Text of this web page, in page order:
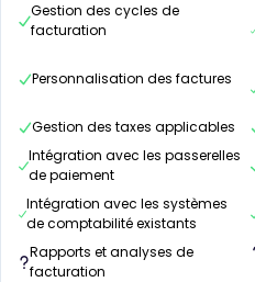
Gestion des cycles de
facturation
Personnalisation des factures
Gestion des taxes applicables
Intégration avec les passerelles
de paiement
Intégration avec les systèmes
de comptabilité existants
Rapports et analyses de
facturation